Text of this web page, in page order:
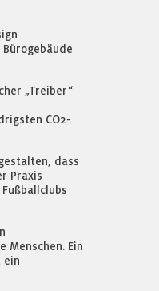
„Treiber“
CO2-
dass
Praxis
Ein
ein